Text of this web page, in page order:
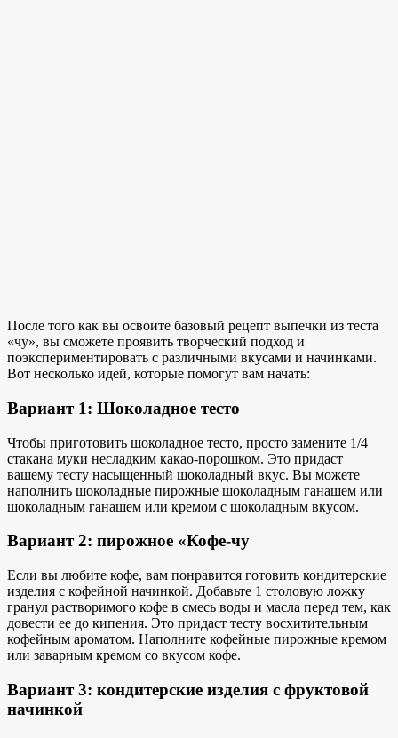
После того как вы освоите базовый рецепт выпечки из теста
«чу», вы сможете проявить творческий подход и
поэкспериментировать с различными вкусами и начинками.
Вот несколько идей, которые помогут вам начать:
Вариант 1: Шоколадное тесто
Чтобы приготовить шоколадное тесто, просто замените 1/4
стакана муки несладким какао-порошком. Это придаст
вашему тесту насыщенный шоколадный вкус. Вы можете
наполнить шоколадные пирожные шоколадным ганашем или
шоколадным ганашем или кремом с шоколадным вкусом.
Вариант 2: пирожное «Кофе-чу
Если вы любите кофе, вам понравится готовить кондитерские
изделия с кофейной начинкой. Добавьте 1 столовую ложку
гранул растворимого кофе в смесь воды и масла перед тем, как
довести ее до кипения. Это придаст тесту восхитительным
кофейным ароматом. Наполните кофейные пирожные кремом
или заварным кремом со вкусом кофе.
Вариант 3: кондитерские изделия с фруктовой
начинкой